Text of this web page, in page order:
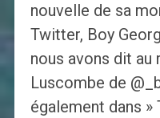
nouvelle de sa
Twitter, Boy
nous avons dit au
Luscombe de
également dans »